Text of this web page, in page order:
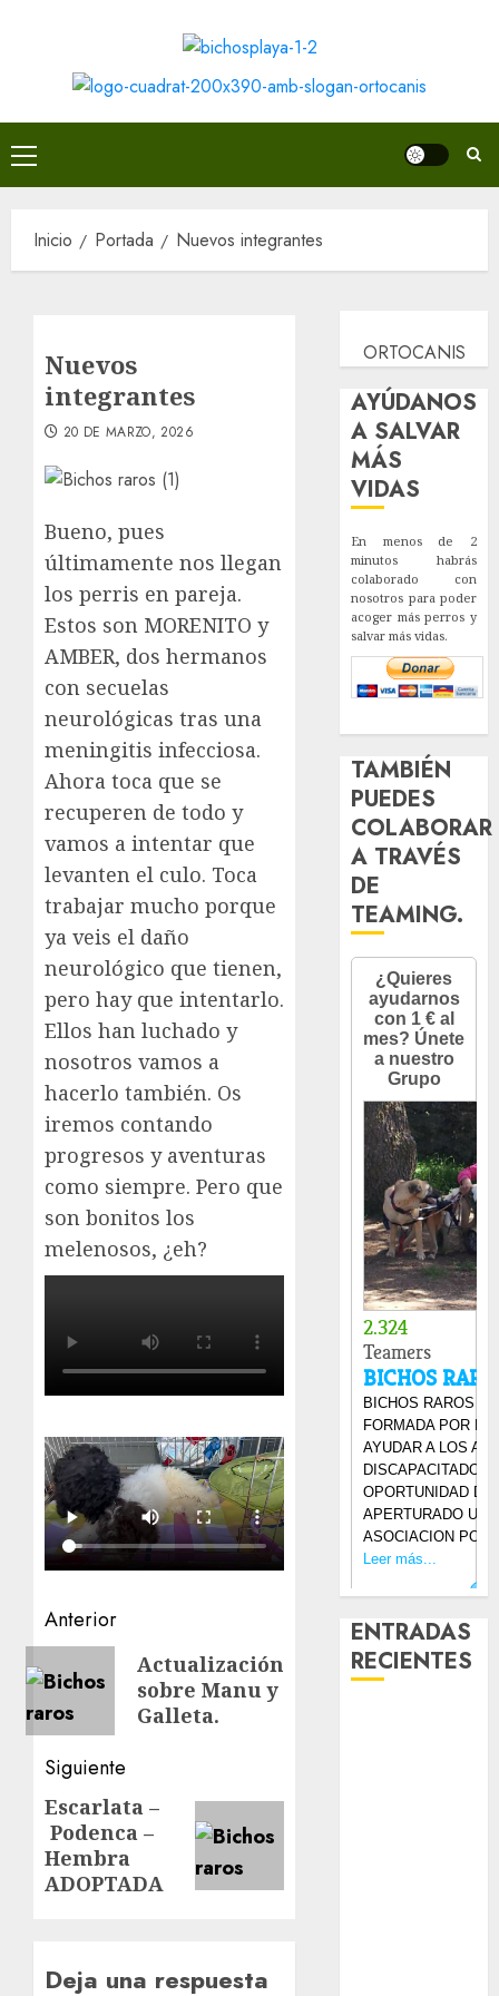
contenido
Menú
principal
Inicio Portada Nuevos integrantes
Nuevos
integrantes
20 DE MARZO, 2026
Bueno, pues
últimamente nos llegan
los perris en pareja.
Estos son MORENITO y
AMBER, dos hermanos
con secuelas
neurológicas tras una
meningitis infecciosa.
Ahora toca que se
recuperen de todo y
vamos a intentar que
levanten el culo. Toca
trabajar mucho porque
ya veis el daño
neurológico que tienen,
pero hay que intentarlo.
Ellos han luchado y
nosotros vamos a
hacerlo también. Os
iremos contando
progresos y aventuras
como siempre. Pero que
son bonitos los
melenosos, ¿eh?
Navegación
de
entradas
Anterior
anterior:
Actualización
sobre Manu y
Galleta.
Siguiente
Siguiente
entrada:
Escarlata –
Podenca –
Hembra
ADOPTADA
Deja una respuesta
ORTOCANIS
AYÚDANOS
A SALVAR
MÁS
VIDAS
En menos de 2
minutos habrás
colaborado con
nosotros para poder
acoger más perros y
salvar más vidas.
TAMBIÉN
PUEDES
COLABORAR
A TRAVÉS
DE
TEAMING.
ENTRADAS
RECIENTES